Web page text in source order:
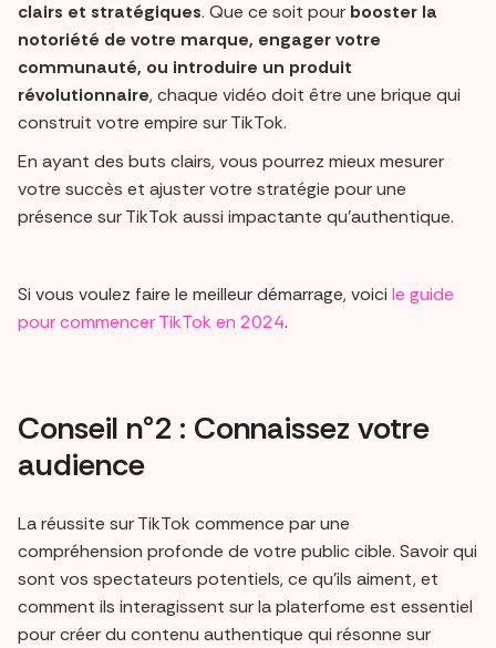
clairs et stratégiques. Que ce soit pour booster la
notoriété de votre marque, engager votre
communauté, ou introduire un produit
révolutionnaire, chaque vidéo doit être une brique qui
construit votre empire sur TikTok.
En ayant des buts clairs, vous pourrez mieux mesurer
votre succès et ajuster votre stratégie pour une
présence sur TikTok aussi impactante qu'authentique.
Si vous voulez faire le meilleur démarrage, voici le guide
pour commencer TikTok en 2024.
Conseil n°2 : Connaissez votre
audience
La réussite sur TikTok commence par une
compréhension profonde de votre public cible. Savoir qui
sont vos spectateurs potentiels, ce qu'ils aiment, et
comment ils interagissent sur la platerfome est essentiel
pour créer du contenu authentique qui résonne sur